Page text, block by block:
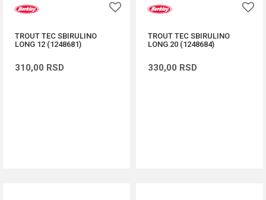
TROUT TEC SBIRULINO
LONG 12 (1248681)
310,00 RSD
TROUT TEC SBIRULINO
LONG 20 (1248684)
330,00 RSD